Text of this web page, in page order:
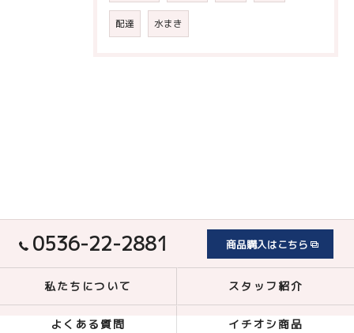
配達 水まき
0536-22-2881 商品購入はこちら
私たちについて スタッフ紹介
よくある質問 イチオシ商品